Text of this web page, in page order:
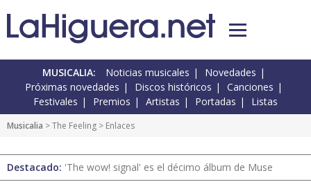
MUSICALIA: Noticias musicales
Novedades
Próximas novedades
Discos históricos
Canciones
Festivales
Premios Artistas Portadas Listas
Musicalia >The Feeling > Enlaces
Destacado: 'The wow! signal' es el décimo álbum de Muse